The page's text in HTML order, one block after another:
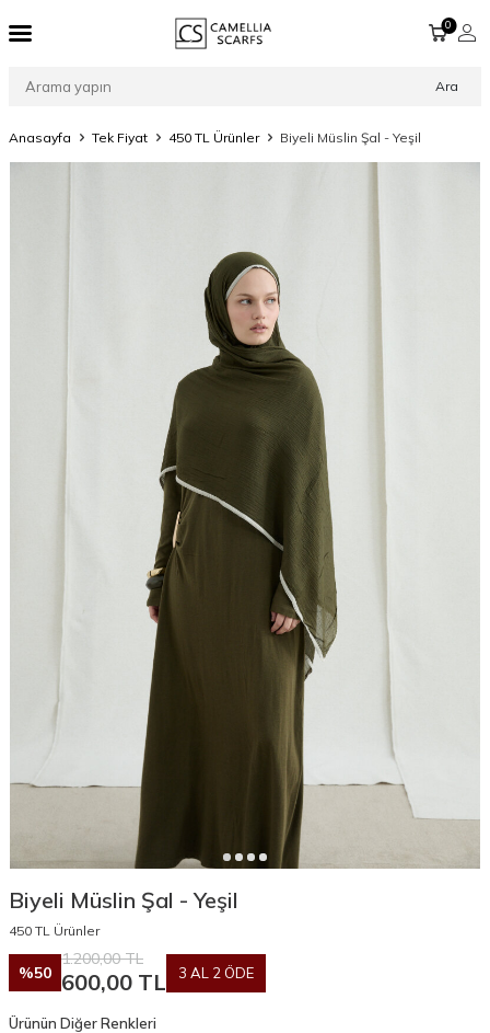
Ara
0
Anasayfa Tek Fiyat 450 TL Ürünler Biyeli Müslin Şal - Yeşil
Biyeli Müslin Şal - Yeşil
450 TL Ürünler
%50
1.200,00TL
600,00 TL 3 AL 2 ÖDE
Ürünün Diğer Renkleri